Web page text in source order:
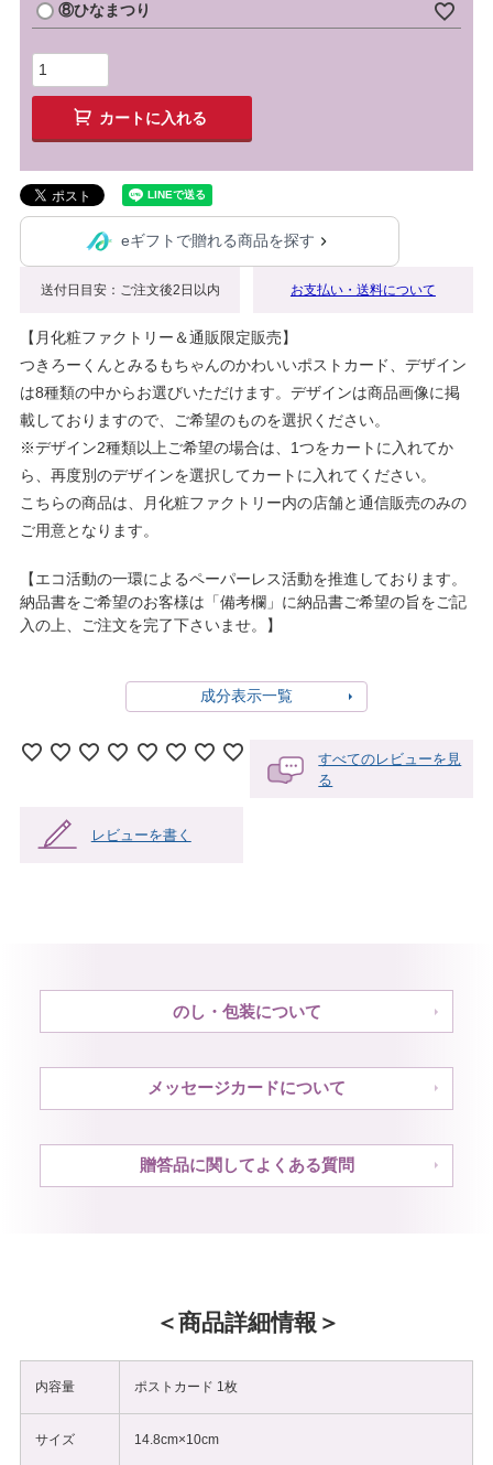
⑧ひなまつり
カートに入れる
eギフトで贈れる商品を探す
送付日目安：ご注文後2日以内 お支払い・送料について
【月化粧ファクトリー＆通販限定販売】
つきろーくんとみるもちゃんのかわいいポストカード、デザイン
は8種類の中からお選びいただけます。デザインは商品画像に掲
載しておりますので、ご希望のものを選択ください。
※デザイン2種類以上ご希望の場合は、1つをカートに入れてか
ら、再度別のデザインを選択してカートに入れてください。
こちらの商品は、月化粧ファクトリー内の店舗と通信販売のみの
ご用意となります。
【エコ活動の一環によるペーパーレス活動を推進しております。
納品書をご希望のお客様は「備考欄」に納品書ご希望の旨をご記
入の上、ご注文を完了下さいませ。】
成分表示一覧
すべてのレビューを見
る
レビューを書く
のし・包装について
メッセージカードについて
贈答品に関してよくある質問
商品詳細情報
内容量 ポストカード 1枚
サイズ 14.8cm×10cm